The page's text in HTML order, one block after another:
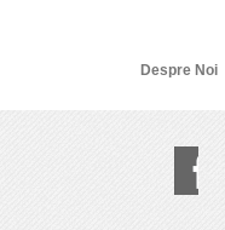
Despre Noi